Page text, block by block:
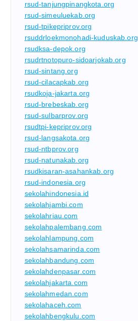
rsud-tanjungpinangkota.org
rsud-simeuluekab.org
rsud-tpikepriprov.org
rsuddrloekmonohadi-kuduskab.org
rsudksa-depok.org
rsudrtnotopuro-sidoarjokab.org
rsud-sintang.org
rsud-cilacapkab.org
rsudkoja-jakarta.org
rsud-brebeskab.org
rsud-sulbarprov.org
rsudtpi-kepriprov.org
rsud-langsakota.org
rsud-ntbprov.org
rsud-natunakab.org
rsudkisaran-asahankab.org
rsud-indonesia.org
sekolahindonesia.id
sekolahjambi.com
sekolahriau.com
sekolahpalembang.com
sekolahlampung.com
sekolahsamarinda.com
sekolahbandung.com
sekolahdenpasar.com
sekolahjakarta.com
sekolahmedan.com
sekolahaceh.com
sekolahbengkulu.com